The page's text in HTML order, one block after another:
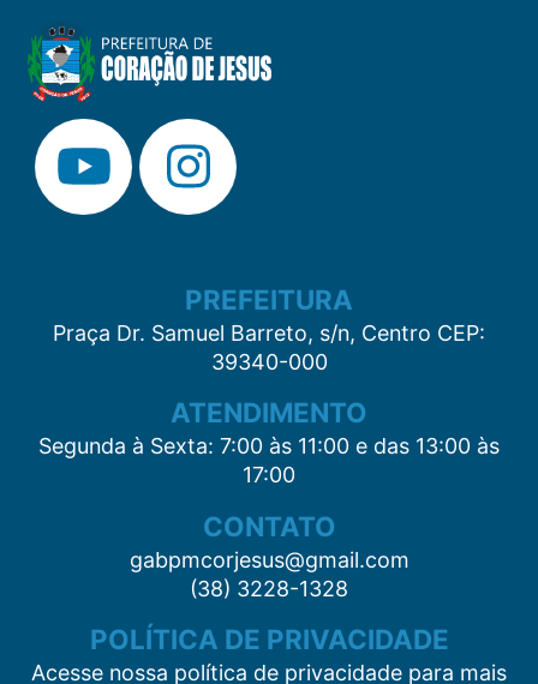
PREFEITURA
Praça Dr. Samuel Barreto, s/n, Centro CEP:
39340-000
ATENDIMENTO
Segunda à Sexta: 7:00 às 11:00 e das 13:00 às
17:00
CONTATO
gabpmcorjesus@gmail.com
(38) 3228-1328
POLÍTICA DE PRIVACIDADE
Acesse nossa política de privacidade para mais